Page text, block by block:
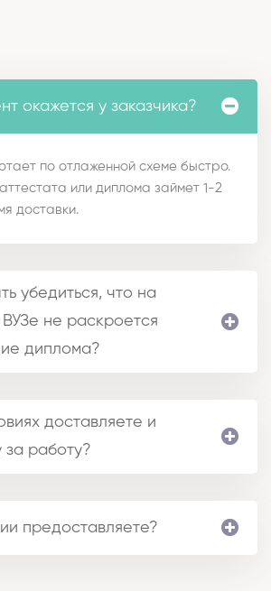
окажется у заказчика?
по отлаженной схеме быстро.
или диплома займет 1-2
доставки.
убедиться, что на
не раскроется
диплома?
доставляете и
за работу?
предоставляете?